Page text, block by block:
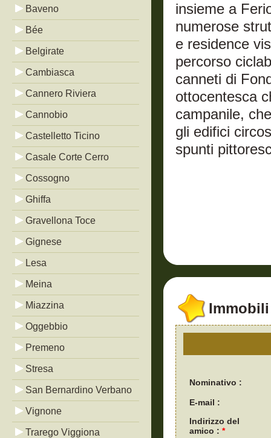
Baveno
Bée
Belgirate
Cambiasca
Cannero Riviera
Cannobio
Castelletto Ticino
Casale Corte Cerro
Cossogno
Ghiffa
Gravellona Toce
Gignese
Lesa
Meina
Miazzina
Oggebbio
Premeno
Stresa
San Bernardino Verbano
Vignone
Trarego Viggiona
insieme a
numerose
e residence
percorso
canneti di
ottocentesca
campanile,
gli edifici
spunti
Nominativo :
E-mail :
Indirizzo del
amico : *